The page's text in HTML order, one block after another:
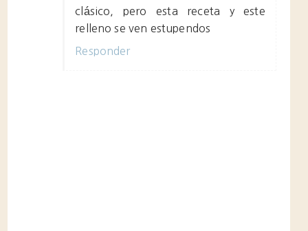
clásico, pero esta receta y este
relleno se ven estupendos
Responder